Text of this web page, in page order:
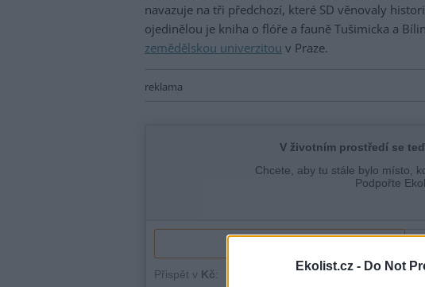
Ekolist.cz - Do Not
navazuje na tři předchozí, které SD věnovaly
ojedinělou je kniha o flóře a fauně Tušimicka a
zemědělskou univerzitou v Praze.
reklama